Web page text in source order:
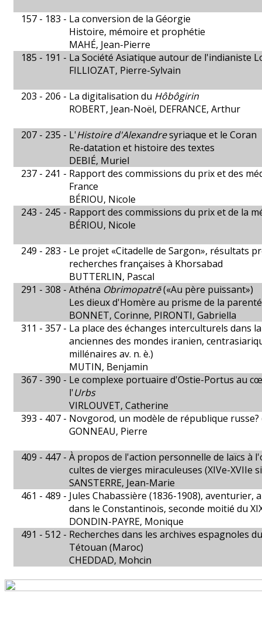
157 - 183 - La conversion de la Géorgie
Histoire, mémoire et prophétie
MAHÉ, Jean-Pierre
185 - 191 - La Société Asiatique autour de l'indianiste
FILLIOZAT, Pierre-Sylvain
203 - 206 - La digitalisation du Hôbôgirin
ROBERT, Jean-Noël, DEFRANCE, Arthur
207 - 235 - L'Histoire d'Alexandresyriaque et le Coran
Re-datation et histoire des textes
DEBIÉ, Muriel
237 - 241 - Rapport des commissions du prix et des
France
BÉRIOU, Nicole
243 - 245 - Rapport des commissions du prix et de la
BÉRIOU, Nicole
249 - 283 - Le projet «Citadelle de Sargon», résultats
recherches françaises à Khorsabad
BUTTERLIN, Pascal
291 - 308 - Athéna Obrimopatrē(«Au père puissant»)
Les dieux d'Homère au prisme de la parenté
BONNET, Corinne, PIRONTI, Gabriella
311 - 357 - La place des échanges interculturels dans
anciennes des mondes iranien,
millénaires av. n. è.)
MUTIN, Benjamin
367 - 390 - Le complexe portuaire d'Ostie-Portus au
l'Urbs
VIRLOUVET, Catherine
393 - 407 - Novgorod, un modèle de république russe?
GONNEAU, Pierre
409 - 447 - À propos de l'action personnelle de laïcs à
cultes de vierges miraculeuses (XIVe-XVIIe
SANSTERRE, Jean-Marie
461 - 489 - Jules Chabassière (1836-1908), aventurier,
dans le Constantinois, seconde moitié du
DONDIN-PAYRE, Monique
491 - 512 - Recherches dans les archives espagnoles
Tétouan (Maroc)
CHEDDAD, Mohcin